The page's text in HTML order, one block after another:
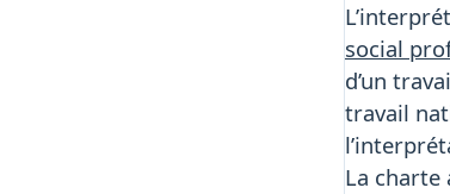
social
d’un
travail
La